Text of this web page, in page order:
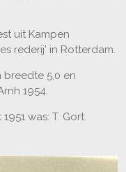
uit Kampen
rederij’ in Rotterdam.
breedte 5,0 en
1954.
was: T. Gort.